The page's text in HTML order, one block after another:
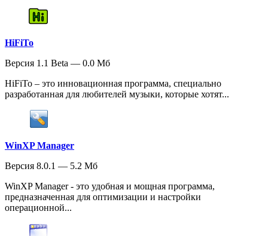
HiFiTo
Версия 1.1 Beta — 0.0 Мб
HiFiTo – это инновационная программа, специально
разработанная для любителей музыки, которые хотят...
WinXP Manager
Версия 8.0.1 — 5.2 Мб
WinXP Manager - это удобная и мощная программа,
предназначенная для оптимизации и настройки
операционной...